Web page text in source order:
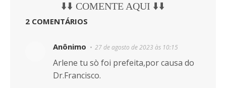
⬇️⬇️ COMENTE AQUI ⬇️⬇️
2 COMENTÁRIOS
Anônimo 27 de agosto de 2023 às 10:15
Arlene tu sò foi prefeita,por causa do
Dr.Francisco.